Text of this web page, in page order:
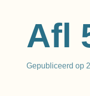
Afl
Gepubliceerd op